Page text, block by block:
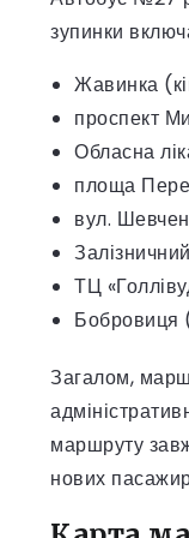
зупинки
Жавинка
проспект
Обласна
площа
вул.
ТЦ
Бобровиця
Загалом,
маршруту
нових